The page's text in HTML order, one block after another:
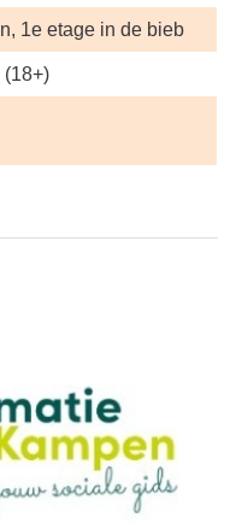
1e etage in de bieb